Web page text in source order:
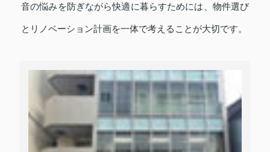
音の悩みを防ぎながら快適に暮らすためには、物件選び
とリノベーション計画を一体で考えることが大切です。